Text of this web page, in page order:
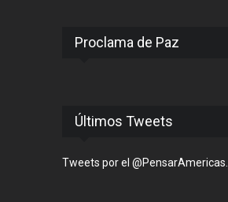
Proclama de Paz
Últimos Tweets
Tweets por el @PensarAmericas.